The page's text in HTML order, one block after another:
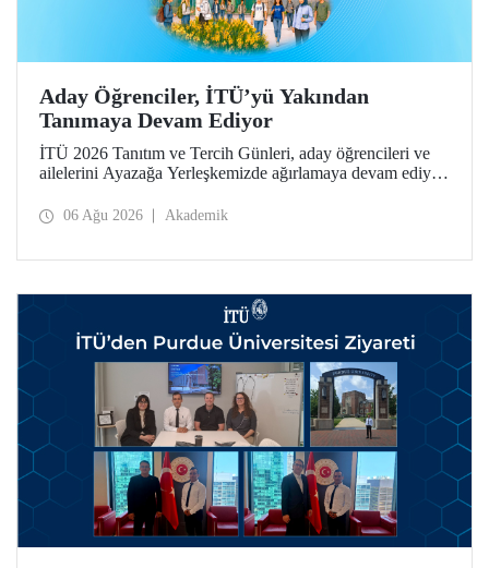
Aday Öğrenciler, İTÜ’yü Yakından
Tanımaya Devam Ediyor
İTÜ 2026 Tanıtım ve Tercih Günleri, aday öğrencileri ve
ailelerini Ayazağa Yerleşkemizde ağırlamaya devam ediyor.
ilgili fakülte ve birimler adaylara bilgi vermeye devam
06 Ağu 2026 Akademik